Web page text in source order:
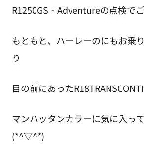
R1250GS‐Adventureの点検で
もともと、ハーレーのにもお乗
り
目の前にあった
マンハッタンカラーに気に入っ
(*^▽^*)